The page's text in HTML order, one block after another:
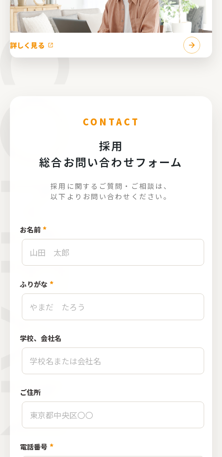
詳しく見る
CONTACT
採用
総合お問い合わせフォーム
採用に関するご質問・ご相談は、
以下よりお問い合わせください。
お名前 *
ふりがな *
学校、会社名
ご住所
電話番号 *